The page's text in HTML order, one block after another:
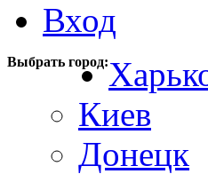
Вход
Выбрать город:
Киев
Донецк